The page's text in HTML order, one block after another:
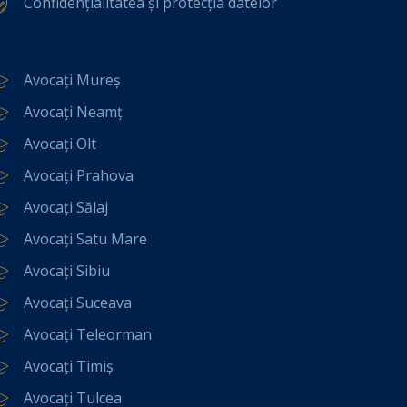
Avocați Mureș
Avocați Neamț
Avocați Olt
Avocați Prahova
Avocați Sălaj
Avocați Satu Mare
Avocați Sibiu
Avocați Suceava
Avocați Teleorman
Avocați Timiș
Avocați Tulcea